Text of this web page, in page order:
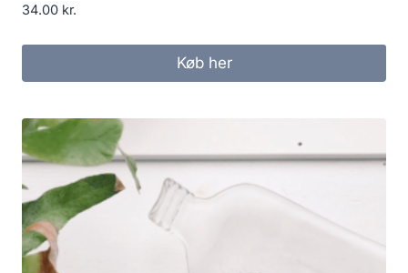
34.00 kr.
Køb her